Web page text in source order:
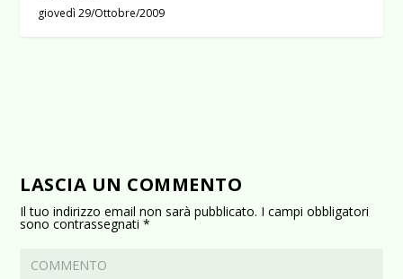
giovedì 29/Ottobre/2009
LASCIA UN COMMENTO
Il tuo indirizzo email non sarà pubblicato. I campi obbligatori
sono contrassegnati*